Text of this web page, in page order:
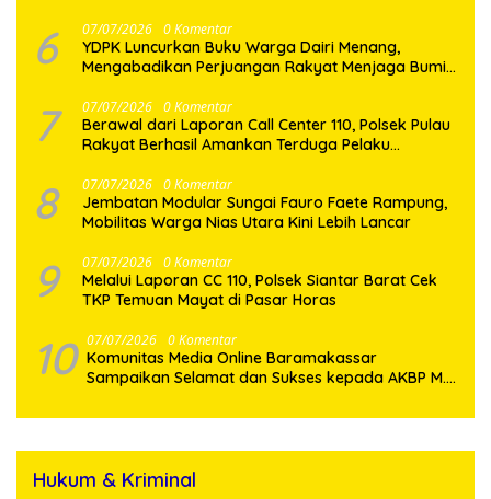
6 07/07/2026 0 Komentar
YDPK Luncurkan Buku Warga Dairi Menang,
Mengabadikan Perjuangan Rakyat Menjaga Bumi
7 07/07/2026 0 Komentar
Berawal dari Laporan Call Center 110, Polsek Pulau
Rakyat Berhasil Amankan Terduga Pelaku
8 07/07/2026 0 Komentar
Jembatan Modular Sungai Fauro Faete Rampung,
Mobilitas Warga Nias Utara Kini Lebih Lancar
9 07/07/2026 0 Komentar
Melalui Laporan CC 110, Polsek Siantar Barat Cek
TKP Temuan Mayat di Pasar Horas
10 07/07/2026 0 Komentar
Komunitas Media Online Baramakassar
Sampaikan Selamat dan Sukses kepada AKBP M.
Hukum & Kriminal